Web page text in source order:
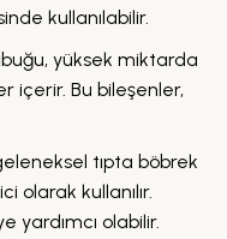
kullanılabilir.
yüksek miktarda
içerir. Bu bileşenler,
tıpta böbrek
olarak kullanılır.
yardımcı olabilir.